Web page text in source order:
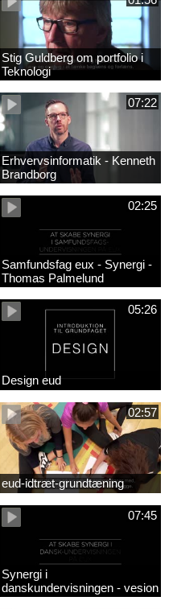
Stig Guldberg om portfolio i
Teknologi
07:22
Erhvervsinformatik - Kenneth
Brandborg
02:25
Samfundsfag eux - Synergi -
Thomas Palmelund
05:26
Design eud
02:57
eud-idtræt-grundtæning
07:45
Synergi i
danskundervisningen - vesion
2